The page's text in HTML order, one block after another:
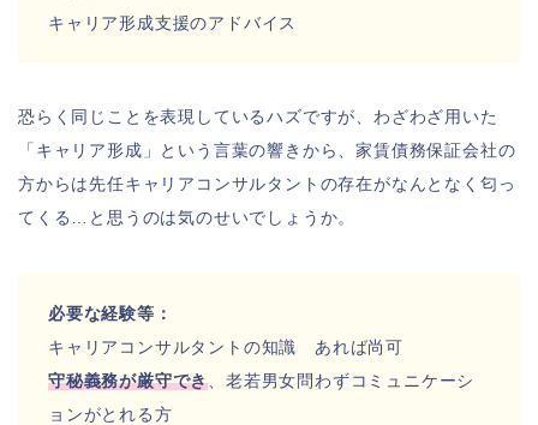
キャリア形成支援のアドバイス
恐らく同じことを表現しているハズですが、わざわざ用いた
「キャリア形成」という言葉の響きから、家賃債務保証会社の
方からは先任キャリアコンサルタントの存在がなんとなく匂っ
てくる…と思うのは気のせいでしょうか。
必要な経験等：
キャリアコンサルタントの知識 あれば尚可
守秘義務が厳守でき 、老若男女問わずコミュニケーシ
ョンがとれる方